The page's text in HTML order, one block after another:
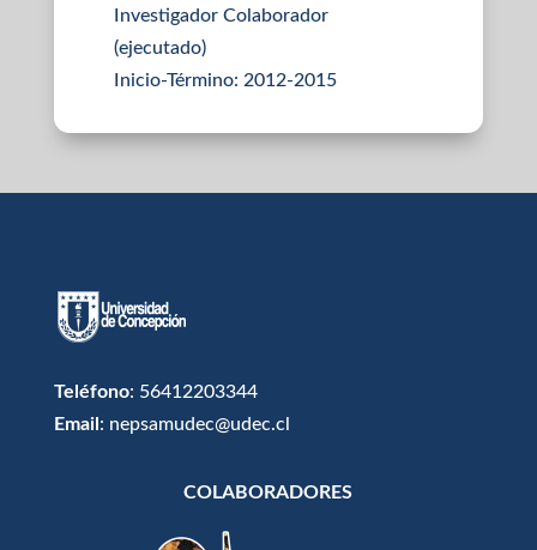
Investigador Colaborador
(ejecutado)
Inicio-Término: 2012-2015
Teléfono: 56412203344
Email : nepsamudec@udec.cl
COLABORADORES